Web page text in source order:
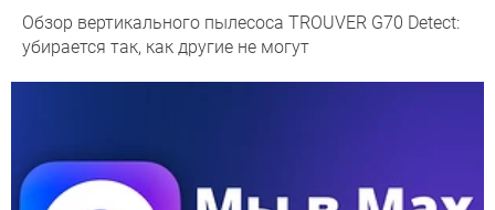
Обзор вертикального пылесоса TROUVER G70 Detect:
убирается так, как другие не могут